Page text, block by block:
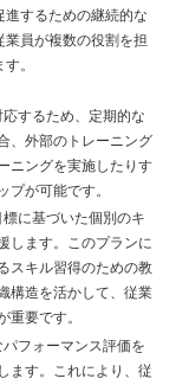
するための継続的な
員が複数の役割を担
。
するため、定期的な
、外部のトレーニング
ニングを実施したりす
プが可能です。
に基づいた個別のキ
します。このプランに
スキル習得のための教
構造を活かして、従業
重要です。
パフォーマンス評価を
ます。これにより、従